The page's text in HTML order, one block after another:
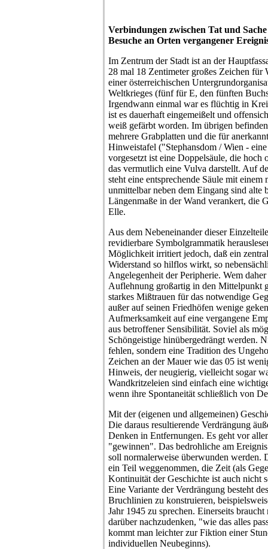
Verbindungen zwischen Tat und Sache
Besuche an Orten vergangener
Im Zentrum der Stadt ist an der
28 mal 18 Zentimeter großes Zeichen für
einer österreichischen
Weltkrieges (fünf für E, den fünften
Irgendwann einmal war es flüchtig in
ist es dauerhaft eingemeißelt und
weiß gefärbt worden. Im übrigen
mehrere Grabplatten und die für
Hinweistafel ("Stephansdom / Wien -
vorgesetzt ist eine Doppelsäule, die hoch
das vermutlich eine Vulva darstellt. Auf
steht eine entsprechende Säule mit
unmittelbar neben dem Eingang sind alte
Längenmaße in der Wand verankert, die
Elle.
Aus dem Nebeneinander dieser
revidierbare Symbolgrammatik
Möglichkeit irritiert jedoch, daß ein
Widerstand so hilflos wirkt, so
Angelegenheit der Peripherie. Wem
Auflehnung großartig in den Mittelpunkt
starkes Mißtrauen für das notwendige
außer auf seinen Friedhöfen wenige
Aufmerksamkeit auf eine vergangene
aus betroffener Sensibilität. Soviel als
Schöngeistige hinübergedrängt werden.
fehlen, sondern eine Tradition des
Zeichen an der Mauer wie das 05 ist
Hinweis, der neugierig, vielleicht sogar
Wandkritzeleien sind einfach eine
wenn ihre Spontaneität schließlich von
Mit der (eigenen und allgemeinen)
Die daraus resultierende Verdrängung
Denken in Entfernungen. Es geht vor
"gewinnen". Das bedrohliche am
soll normalerweise überwunden werden.
ein Teil weggenommen, die Zeit (als
Kontinuität der Geschichte ist auch nicht
Eine Variante der Verdrängung besteht
Bruchlinien zu konstruieren,
Jahr 1945 zu sprechen. Einerseits
darüber nachzudenken, "wie das alles
kommt man leichter zur Fiktion einer
individuellen Neubeginns).